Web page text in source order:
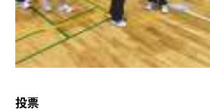
投票